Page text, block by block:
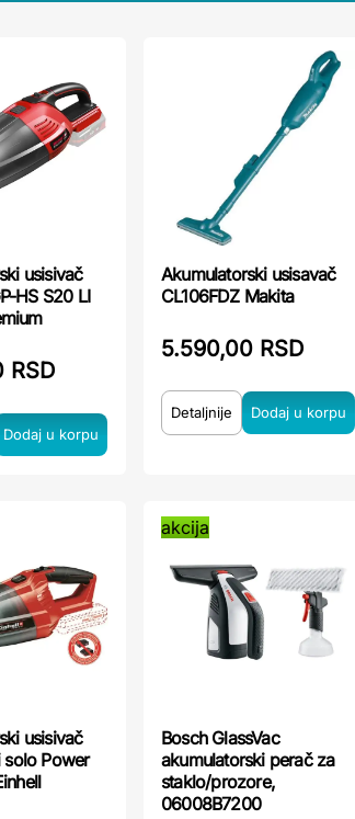
usisivač
HS S20 LI
RSD
Akumulatorski usisavač
CL106FDZ Makita
5.590,00 RSD
Detaljnije
usisivač
solo Power
akcija
Bosch GlassVac
akumulatorski perač za
staklo/prozore,
06008B7200